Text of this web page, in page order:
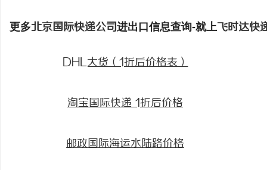
更多北京国际快递公司进出口信息查询-就上飞时达快
DHL大货（1折后价格表）
淘宝国际快递 1折后价格
邮政国际海运水陆路价格